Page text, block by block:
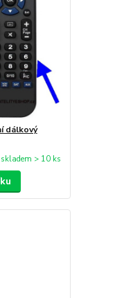
dálkový
skladem > 10 ks